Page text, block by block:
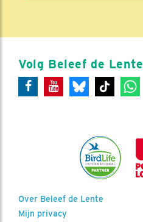
Volg Beleef de Lente
Over Beleef de Lente
Mijn privacy